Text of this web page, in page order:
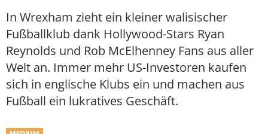
In Wrexham zieht ein kleiner walisischer
Fußballklub dank Hollywood-Stars Ryan
Reynolds und Rob McElhenney Fans aus aller
Welt an. Immer mehr US-Investoren kaufen
sich in englische Klubs ein und machen aus
Fußball ein lukratives Geschäft.